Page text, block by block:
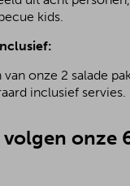
kids.
onze 2 salade
inclusief servies.
onze